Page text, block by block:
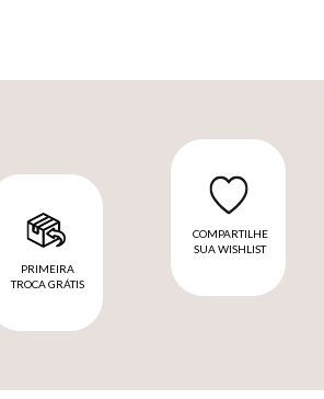
PRIMEIRA
TROCA GRÁTIS
COMPARTILHE
SUA WISHLIST